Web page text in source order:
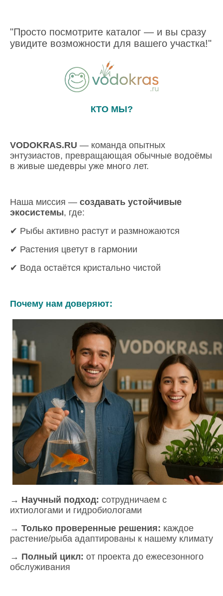
"Просто посмотрите каталог — и вы сразу
увидите возможности для вашего участка!"
КТО МЫ?
VODOKRAS.RU — команда опытных
энтузиастов, превращающая обычные водоёмы
в живые шедевры уже много лет.
Наша миссия — создавать устойчивые
экосистемы, где:
✔ Рыбы активно растут и размножаются
✔ Растения цветут в гармонии
✔ Вода остаётся кристально чистой
Почему нам доверяют:
→ Научный подход: сотрудничаем с
ихтиологами и гидробиологами
→ Только проверенные решения: каждое
растение/рыба адаптированы к нашему климату
→ Полный цикл: от проекта до ежесезонного
обслуживания